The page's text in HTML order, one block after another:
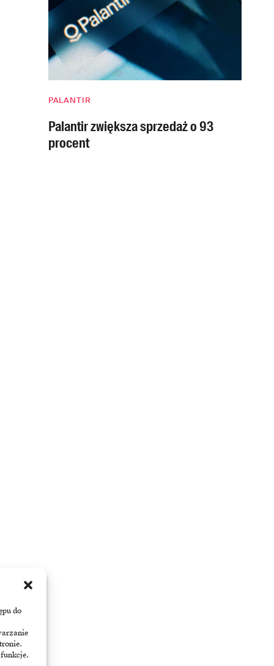
do
PALANTIR
Palantir zwiększa sprzedaż o 93
procent